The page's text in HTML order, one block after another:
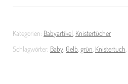
Kategorien: Babyartikel Knistertücher
Schlagwörter: Baby Gelb grün Knistertuch